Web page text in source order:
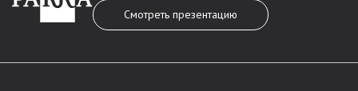
Смотреть презентацию